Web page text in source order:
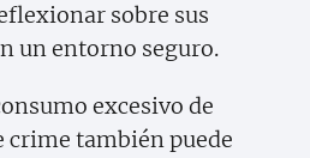
sobre sus
un entorno seguro.
excesivo de
crime también puede